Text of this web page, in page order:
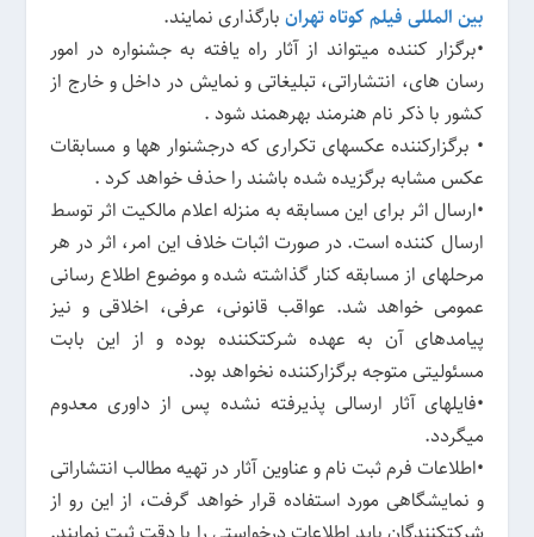
بین المللی فیلم کوتاه تهران بارگذاری نمایند.
•برگزار کننده میتواند از آثار راه یافته به جشنواره در امور
رسان های، انتشاراتی، تبلیغاتی و نمایش در داخل و خارج از
کشور با ذکر نام هنرمند بهرهمند شود .
• برگزارکننده عکسهای تکراری که درجشنوار هها و مسابقات
عکس مشابه برگزیده شده باشند را حذف خواهد کرد .
•ارسال اثر برای این مسابقه به منزله اعلام مالکیت اثر توسط
ارسال کننده است. در صورت اثبات خلاف این امر، اثر در هر
مرحلهای از مسابقه کنار گذاشته شده و موضوع اطلاع رسانی
عمومی خواهد شد. عواقب قانونی، عرفی، اخلاقی و نیز
پیامدهای آن به عهده شرکتکننده بوده و از این بابت
مسئولیتی متوجه برگزارکننده نخواهد بود.
•فایلهای آثار ارسالی پذیرفته نشده پس از داوری معدوم
میگردد.
•اطلاعات فرم ثبت نام و عناوین آثار در تهیه مطالب انتشاراتی
و نمایشگاهی مورد استفاده قرار خواهد گرفت، از این رو از